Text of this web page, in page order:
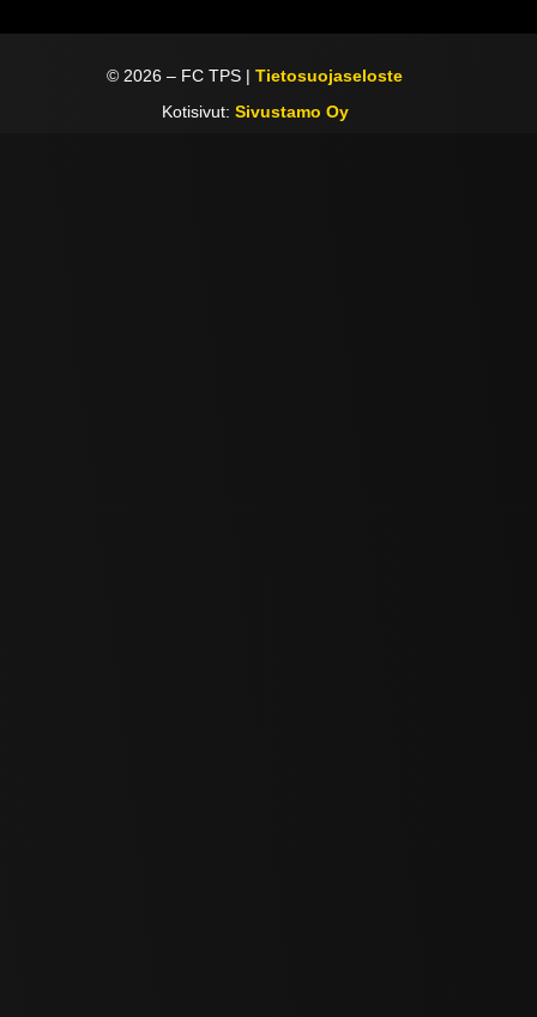
© 2026 – FC TPS |Tietosuojaseloste
Kotisivut: Sivustamo Oy